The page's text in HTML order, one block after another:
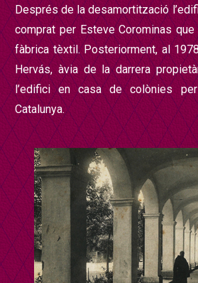
Després de la desamortització
comprat per Esteve Corominas
fàbrica tèxtil. Posteriorment, al
Hervás, àvia de la darrera
l’edifici en casa de colònies
Catalunya.